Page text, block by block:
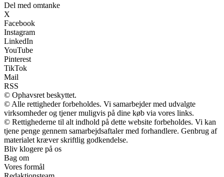
Del med omtanke
X
Facebook
Instagram
LinkedIn
YouTube
Pinterest
TikTok
Mail
RSS
© Ophavsret beskyttet.
© Alle rettigheder forbeholdes. Vi samarbejder med udvalgte
virksomheder og tjener muligvis på dine køb via vores links.
© Rettighederne til alt indhold på dette website forbeholdes. Vi kan
tjene penge gennem samarbejdsaftaler med forhandlere. Genbrug af
materialet kræver skriftlig godkendelse.
Bliv klogere på os
Bag om
Vores formål